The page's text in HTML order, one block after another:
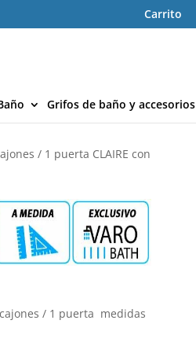
Carrito
Grifos de baño y accesorios
/ 1 puerta CLAIRE con
/ 1 puerta medidas